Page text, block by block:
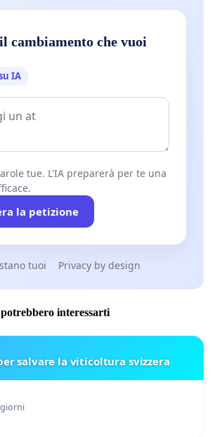
cambiamento che vuoi
IA
tue. L'IA preparerà per te una
la petizione
tuoi Privacy by design
interessarti
salvare la viticoltura svizzera